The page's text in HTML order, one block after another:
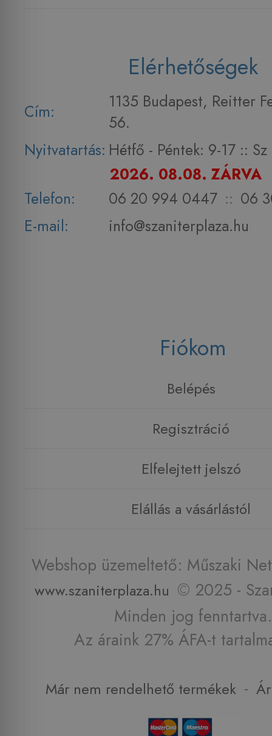
Elérhetőségek
Cím:
1135 Budapest, Reitter
56.
Nyitvatartás: Hétfő - Péntek: 9-17 :: Sz
2026. 08.08. ZÁRVA
Telefon:
06 20 994 0447 :: 06
E-mail:
info@szaniterplaza.hu
Fiókom
Belépés
Regisztráció
Elfelejtett jelszó
Elállás a vásárlástól
Webshop üzemeltető: Műszaki
www.szaniterplaza.hu © 2025 -
Minden jog fenntartva.
Az áraink 27% ÁFA-t
Már nem rendelhető termékek -